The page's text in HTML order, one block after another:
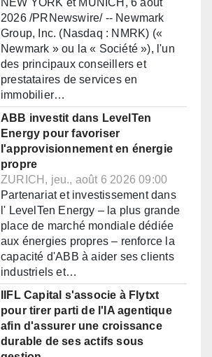
NEW YORK et MUNICH, 6 août
2026 /PRNewswire/ -- Newmark
Group, Inc. (Nasdaq : NMRK) («
Newmark » ou la « Société »), l'un
des principaux conseillers et
prestataires de services en
immobilier…
ABB investit dans LevelTen
Energy pour favoriser
l'approvisionnement en énergie
propre
ZURICH, jeu., août 6 2026 09:00
Partenariat et investissement dans
l' LevelTen Energy – la plus grande
place de marché mondiale dédiée
aux énergies propres – renforce la
capacité d'ABB à aider ses clients
industriels et…
IIFL Capital s'associe à Flytxt
pour tirer parti de l'IA agentique
afin d'assurer une croissance
durable de ses actifs sous